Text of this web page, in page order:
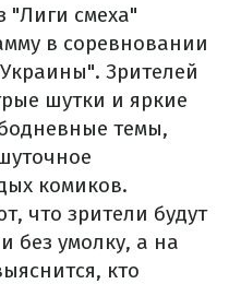
"Лиги смеха"
в соревновании
Зрителей
шутки и яркие
темы,
комиков.
что зрители будут
без умолку, а на
кто